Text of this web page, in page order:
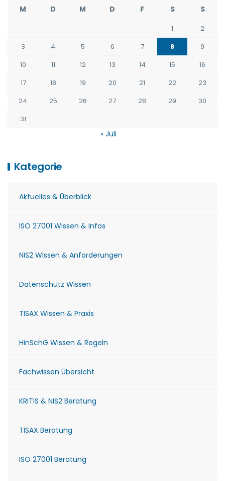
M D M D F S S
1
2
3
4 5 6 7 8
9
10
11 12 13 14 15
16
17
18 19 20 21 22
23
24
25 26 27 28 29
30
31
« Juli
Kategorie
Aktuelles & Überblick
ISO 27001 Wissen & Infos
NIS2 Wissen & Anforderungen
Datenschutz Wissen
TISAX Wissen & Praxis
HinSchG Wissen & Regeln
Fachwissen Übersicht
KRITIS & NIS2 Beratung
TISAX Beratung
ISO 27001 Beratung